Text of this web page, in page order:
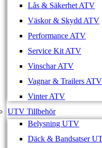
Lås & Säkerhet ATV
Väskor & Skydd ATV
Performance ATV
Service Kit ATV
Vinschar ATV
Vagnar & Trailers ATV
Vinter ATV
UTV Tillbehör
Belysning UTV
Däck & Bandsatser